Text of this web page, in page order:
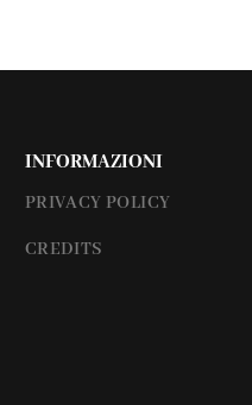
INFORMAZIONI
PRIVACY POLICY
CREDITS